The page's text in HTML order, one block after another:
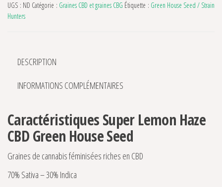
UGS : ND Catégorie : Graines CBD et graines CBG Étiquette : Green House Seed / Strain
Hunters
DESCRIPTION
INFORMATIONS COMPLÉMENTAIRES
Caractéristiques Super Lemon Haze
CBD Green House Seed
Graines de cannabis féminisées riches en CBD
70% Sativa – 30% Indica